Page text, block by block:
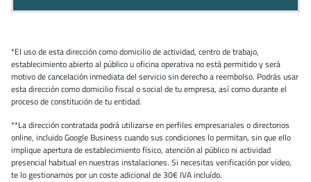
*El uso de esta dirección como domicilio de actividad, centro de trabajo,
establecimiento abierto al público u oficina operativa no está permitido y será
motivo de cancelación inmediata del servicio sin derecho a reembolso. Podrás usar
esta dirección como domicilio fiscal o social de tu empresa, así como durante el
proceso de constitución de tu entidad.
**La dirección contratada podrá utilizarse en perfiles empresariales o directorios
online, incluido Google Business cuando sus condiciones lo permitan, sin que ello
implique apertura de establecimiento físico, atención al público ni actividad
presencial habitual en nuestras instalaciones. Si necesitas verificación por vídeo,
te lo gestionamos por un coste adicional de 30€ IVA incluído.